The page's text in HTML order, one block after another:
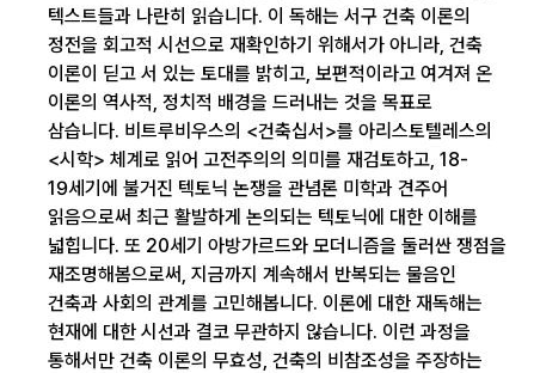
텍스트들과 나란히 읽습니다. 이 독해는 서구 건축 이론의
정전을 회고적 시선으로 재확인하기 위해서가 아니라, 건축
이론이 딛고 서 있는 토대를 밝히고, 보편적이라고 여겨져 온
이론의 역사적, 정치적 배경을 드러내는 것을 목표로
삼습니다. 비트루비우스의 <건축십서>를 아리스토텔레스의
<시학> 체계로 읽어 고전주의의 의미를 재검토하고, 18-
19세기에 불거진 텍토닉 논쟁을 관념론 미학과 견주어
읽음으로써 최근 활발하게 논의되는 텍토닉에 대한 이해를
넓힙니다. 또 20세기 아방가르드와 모더니즘을 둘러싼 쟁점을
재조명해봄으로써, 지금까지 계속해서 반복되는 물음인
건축과 사회의 관계를 고민해봅니다. 이론에 대한 재독해는
현재에 대한 시선과 결코 무관하지 않습니다. 이런 과정을
통해서만 건축 이론의 무효성, 건축의 비참조성을 주장하는